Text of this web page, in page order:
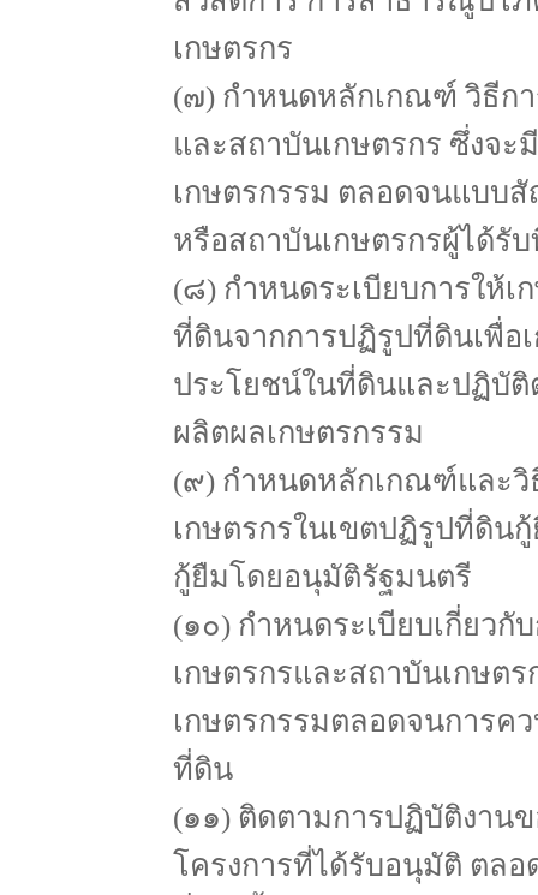
เกษตรกร
(๗) กำหนดหลักเกณฑ์ วิธีกา
และสถาบันเกษตรกร ซึ่งจ
เกษตรกรรม ตลอดจนแบบ
หรือสถาบันเกษตรกรผู้ได้รั
(๘) กำหนดระเบียบการให้เ
ที่ดินจากการปฏิรูปที่ดินเพื่อ
ประโยชน์ในที่ดินและปฏิบั
ผลิตผลเกษตรกรรม
(๙) กำหนดหลักเกณฑ์และวิ
เกษตรกรในเขตปฏิรูปที่ดิน
กู้ยืมโดยอนุมัติรัฐมนตรี
(๑๐) กำหนดระเบียบเกี่ยว
เกษตรกรและสถาบันเกษต
เกษตรกรรมตลอดจนการค
ที่ดิน
(๑๑) ติดตามการปฏิบัติงาน
โครงการที่ได้รับอนุมัติ ตล